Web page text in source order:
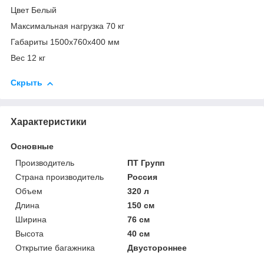
Цвет Белый
Максимальная нагрузка 70 кг
Габариты 1500х760х400 мм
Вес 12 кг
Скрыть
Характеристики
Основные
Производитель
ПТ Групп
Страна производитель
Россия
Объем
320 л
Длина
150 см
Ширина
76 см
Высота
40 см
Открытие багажника
Двустороннее